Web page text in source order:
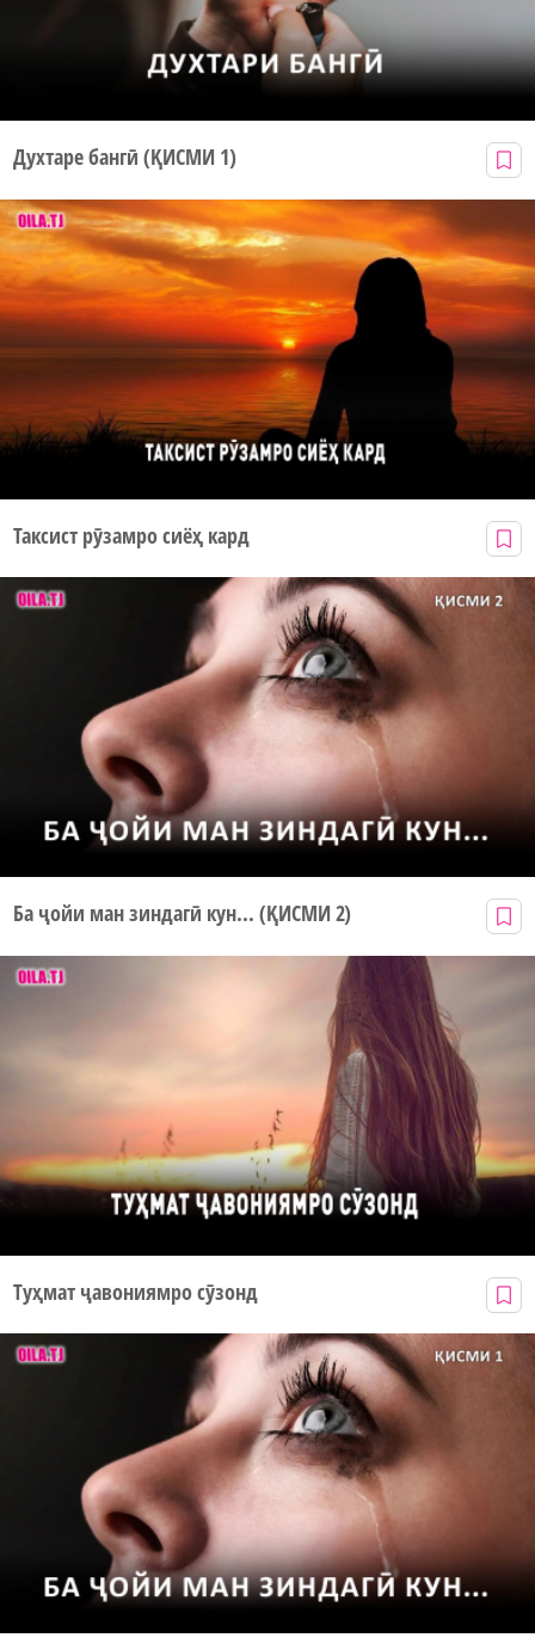
Духтаре бангӣ (ҚИСМИ 1)
Таксист рӯзамро сиёҳ кард
Ба ҷойи ман зиндагӣ кун... (ҚИСМИ 2)
Туҳмат ҷавониямро сӯзонд